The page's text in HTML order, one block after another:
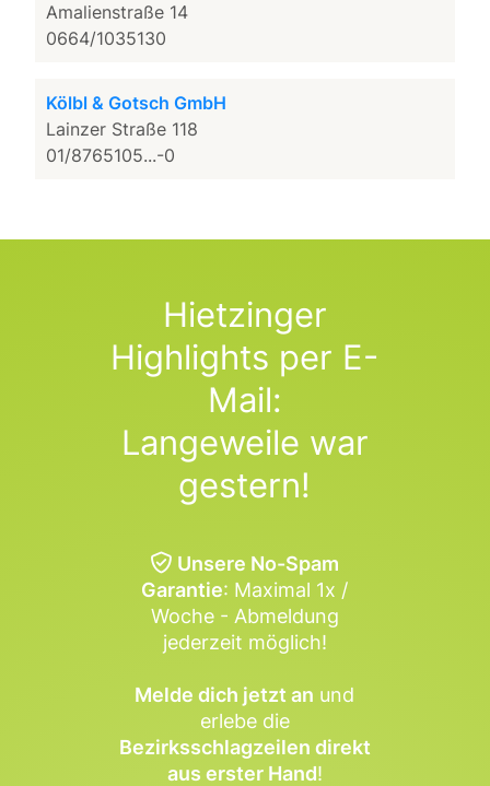
Amalienstraße 14
0664/1035130
Kölbl & Gotsch GmbH
Lainzer Straße 118
01/8765105...-0
Hietzinger
Highlights per E-
Mail:
Langeweile war
gestern!
Unsere No-Spam
Garantie: Maximal 1x /
Woche - Abmeldung
jederzeit möglich!
Melde dich jetzt an und
erlebe die
Bezirksschlagzeilen direkt
aus erster Hand!